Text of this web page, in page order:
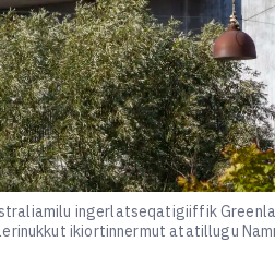
ingerlatseqatigiiffik
ikiortinnermut atatillugu